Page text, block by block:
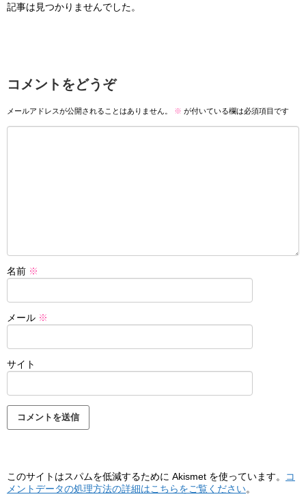
記事は見つかりませんでした。
コメントをどうぞ
メールアドレスが公開されることはありません。 ※ が付いている欄は必須項目です
名前 ※
メール ※
サイト
このサイトはスパムを低減するために Akismet を使っています。
コ
メントデータの処理方法の詳細はこちらをご覧ください。